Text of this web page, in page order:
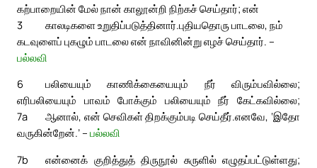
கற்பாறையின் மேல் நான் காலூன்றி நிற்கச் செய்தார்; என்
காலடிகளை உறுதிப்படுத்தினார்.
3
புதியதொரு பாடலை, நம்
கடவுளைப் புகழும் பாடலை என் நாவினின்று எழச் செய்தார். –
பல்லவி
6
பலியையும் காணிக்கையையும் நீர் விரும்பவில்லை;
எரிபலியையும் பாவம் போக்கும் பலியையும் நீர் கேட்கவில்லை;
ஆனால், என் செவிகள் திறக்கும்படி செய்தீர்.
7a
எனவே, ‘இதோ
வருகின்றேன்.’ – பல்லவி
7b
என்னைக் குறித்துத் திருநூல் சுருளில் எழுதப்பட்டுள்ளது;